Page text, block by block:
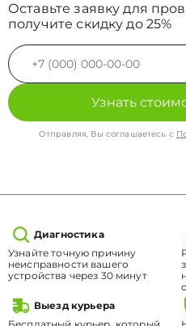
Оставьте заявку для
получите скидку до 25%
Узнать
Отправляя, Вы соглашаетесь с
Диагностика
Узнайте точную причину
неисправности вашего
устройства через 30 минут
Выезд курьера